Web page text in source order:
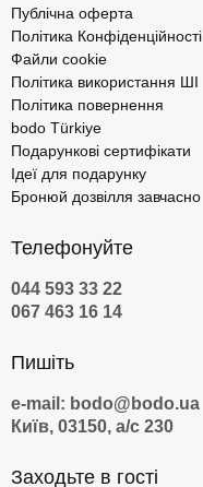
Публічна оферта
Політика Конфіденційності
Файли cookie
Політика використання ШІ
Політика повернення
bodo Türkiye
Подарункові сертифікати
Ідеї для подарунку
Бронюй дозвілля завчасно
Телефонуйте
044 593 33 22
067 463 16 14
Пишіть
e-mail: bodo@bodo.ua
Київ, 03150, а/с 230
Заходьте в гості